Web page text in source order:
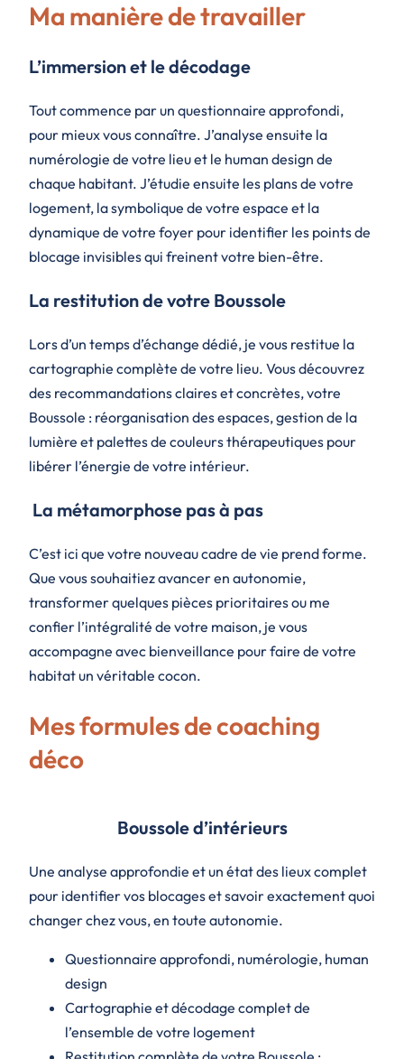
Ma manière de travailler
L’immersion et le décodage
Tout commence par un questionnaire approfondi,
pour mieux vous connaître. J’analyse ensuite la
numérologie de votre lieu et le human design de
chaque habitant. J’étudie ensuite les plans de votre
logement, la symbolique de votre espace et la
dynamique de votre foyer pour identifier les points de
blocage invisibles qui freinent votre bien-être.
La restitution de votre Boussole
Lors d’un temps d’échange dédié, je vous restitue la
cartographie complète de votre lieu. Vous découvrez
des recommandations claires et concrètes, votre
Boussole : réorganisation des espaces, gestion de la
lumière et palettes de couleurs thérapeutiques pour
libérer l’énergie de votre intérieur.
La métamorphose pas à pas
C’est ici que votre nouveau cadre de vie prend forme.
Que vous souhaitiez avancer en autonomie,
transformer quelques pièces prioritaires ou me
confier l’intégralité de votre maison, je vous
accompagne avec bienveillance pour faire de votre
habitat un véritable cocon.
Mes formules de coaching
déco
Boussole d’intérieurs
Une analyse approfondie et un état des lieux complet
pour identifier vos blocages et savoir exactement quoi
changer chez vous, en toute autonomie.
Questionnaire approfondi, numérologie, human
design
Cartographie et décodage complet de
l’ensemble de votre logement